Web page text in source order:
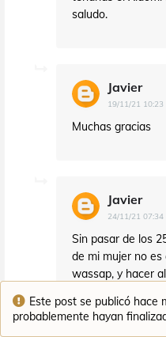
Este post se publicó hace
probablemente hayan
saludo.
Javier
19/11/21 10:23
Muchas gracias
Javier
24/11/21 07:34
Sin pasar de los
de mi mujer no es
wassap, y hacer
(8 GB RAM) a